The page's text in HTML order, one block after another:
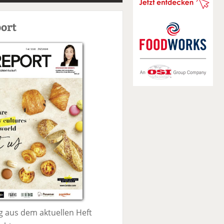
S
u
aus dem aktuellen Heft